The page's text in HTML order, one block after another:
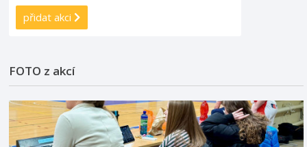
přidat akci
FOTO z akcí